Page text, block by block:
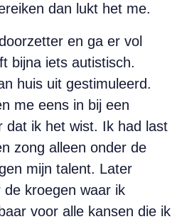
dan lukt het me.
en ga er vol
bijna iets autistisch.
huis uit gestimuleerd.
me eens in bij een
dat ik het wist. Ik had last
zong alleen onder de
mijn talent. Later
kroegen waar ik
voor alle kansen die ik